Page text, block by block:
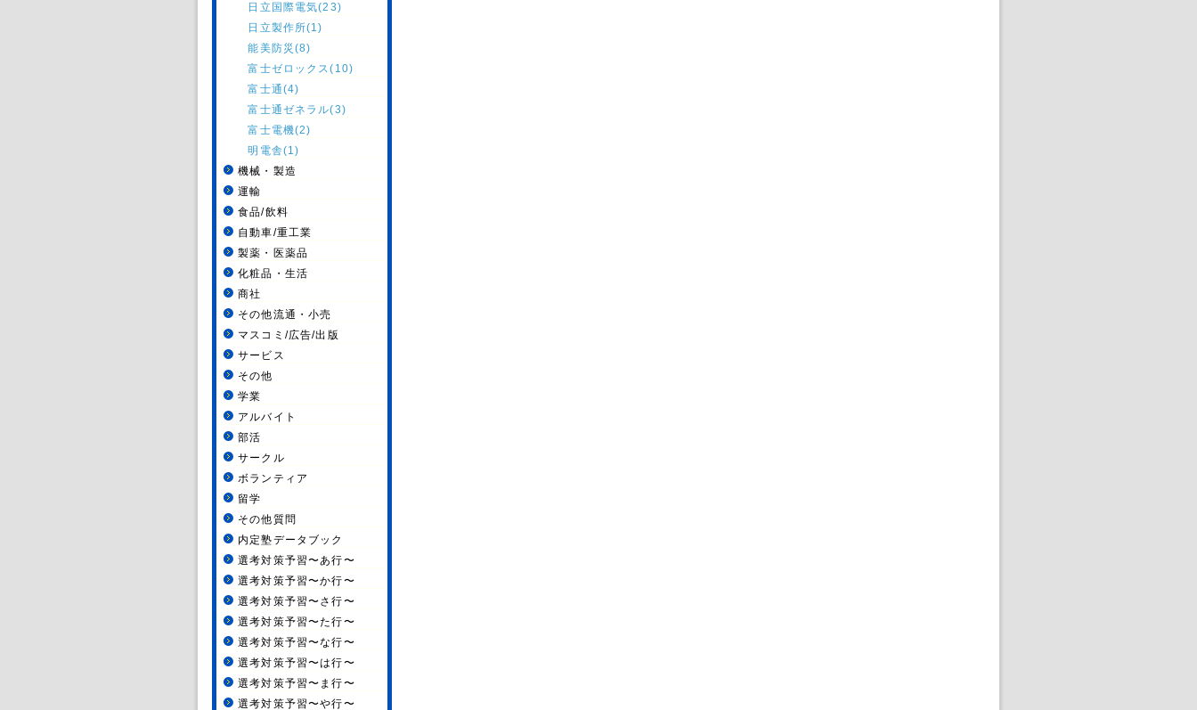
日立国際電気(23)
日立製作所(1)
能美防災(8)
富士ゼロックス(10)
富士通(4)
富士通ゼネラル(3)
富士電機(2)
明電舎(1)
機械・製造
運輸
食品/飲料
自動車/重工業
製薬・医薬品
化粧品・生活
商社
その他流通・小売
マスコミ/広告/出版
サービス
その他
学業
アルバイト
部活
サークル
ボランティア
留学
その他質問
内定塾データブック
選考対策予習〜あ行〜
選考対策予習〜か行〜
選考対策予習〜さ行〜
選考対策予習〜た行〜
選考対策予習〜な行〜
選考対策予習〜は行〜
選考対策予習〜ま行〜
選考対策予習〜や行〜